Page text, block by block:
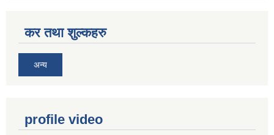
कर तथा शुल्कहरु
अन्य
profile video